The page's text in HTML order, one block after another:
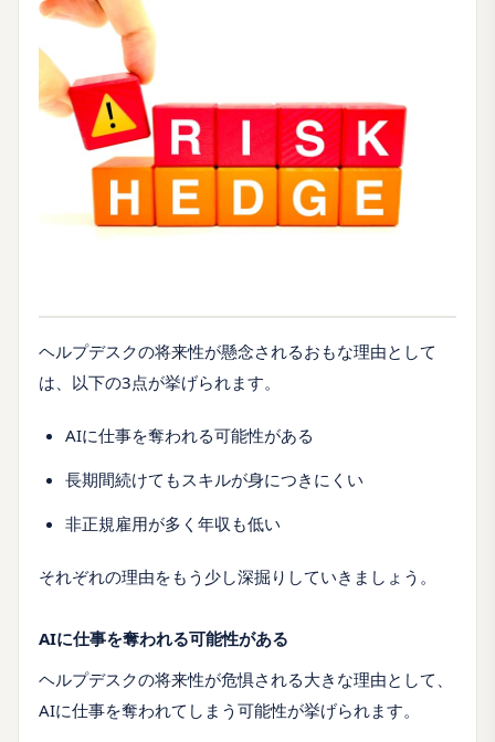
ヘルプデスクの将来性が懸念されるおもな理由として
は、以下の3点が挙げられます。
AIに仕事を奪われる可能性がある
長期間続けてもスキルが身につきにくい
非正規雇用が多く年収も低い
それぞれの理由をもう少し深掘りしていきましょう。
AIに仕事を奪われる可能性がある
ヘルプデスクの将来性が危惧される大きな理由として、
AIに仕事を奪われてしまう可能性が挙げられます。